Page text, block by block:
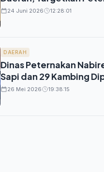
24 Juni 2026 12:28:01
DAERAH
Dinas Peternakan
Sapi dan 29 Kambing
26 Mei 2026 19:38:15